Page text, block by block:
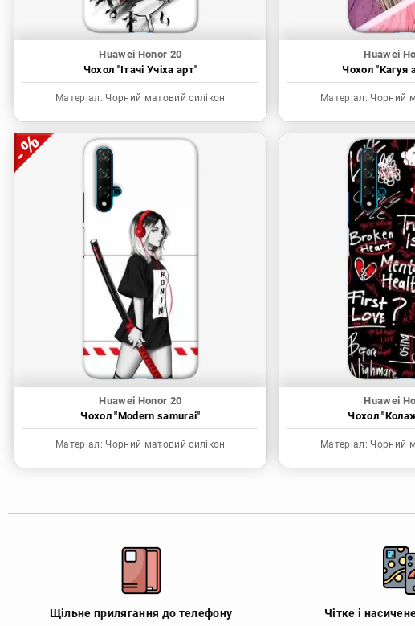
Huawei Honor 20
Чохол "Ітачі Учіха арт"
Матеріал: Чорний матовий силікон
Huawei
Чохол "Кагуя
Матеріал: Чорний
Huawei Honor 20
Чохол "Modern samurai"
Матеріал: Чорний матовий силікон
Huawei
Чохол
Матеріал: Чорний
Щільне прилягання до телефону Чітке і